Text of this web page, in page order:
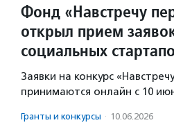
Фонд «Навстречу
открыл прием
социальных
Заявки на конкурс
принимаются онлайн с 10
Гранты и конкурсы · 10.06.2026